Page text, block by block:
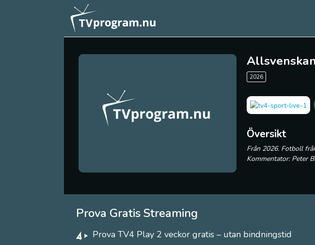
Allsvenskan
2026
Översikt
Från 2026. Fotboll
Kommentator: Peter
Prova Gratis Streaming
Prova TV4 Play 2 veckor gratis – utan bindningstid